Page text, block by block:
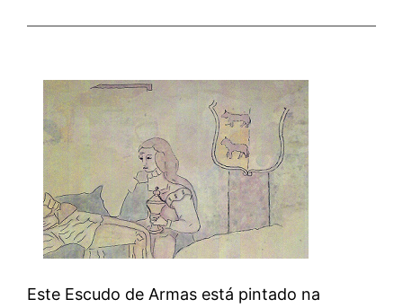
Este Escudo de Armas está pintado na